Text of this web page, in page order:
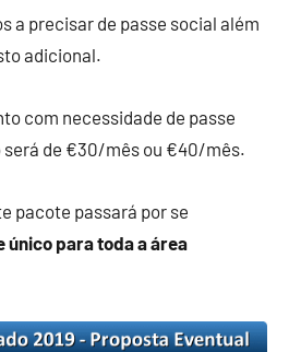
a precisar de passe social além
adicional.
com necessidade de passe
será de €30/mês ou €40/mês.
pacote passará por se
único para toda a área